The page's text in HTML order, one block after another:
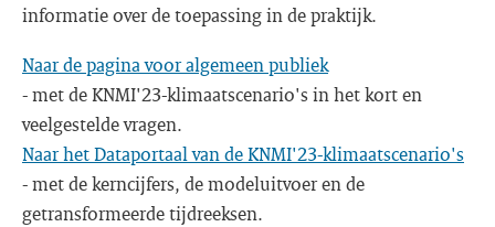
informatie over de toepassing in de praktijk.
Naar de pagina voor algemeen publiek
- met de KNMI'23-klimaatscenario's in het kort en
veelgestelde vragen.
Naar het Dataportaal van de KNMI'23-klimaatscenario's
- met de kerncijfers, de modeluitvoer en de
getransformeerde tijdreeksen.